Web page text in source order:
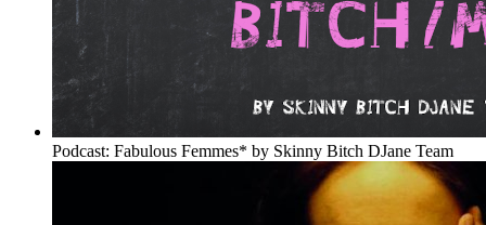
Podcast: Fabulous Femmes* by Skinny Bitch DJane Team